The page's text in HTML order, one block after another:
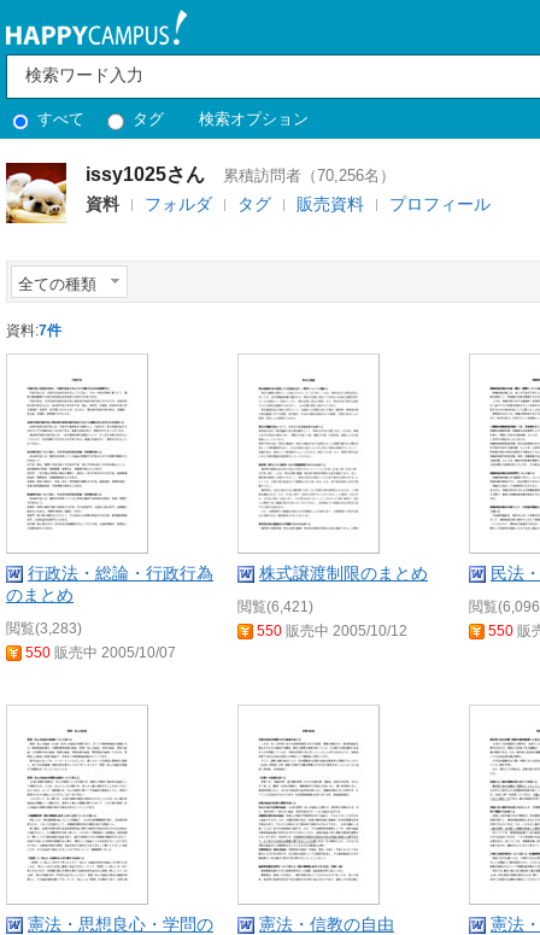
すべて タグ 検索オプション
issy1025さん 累積訪問者（70,256名）
資料 フォルダ タグ 販売資料 プロフィール
全ての種類
資料:7件
行政法・総論・行政行為
のまとめ
閲覧(3,283)
550 販売中 2005/10/07
株式譲渡制限のまとめ
閲覧(6,421)
550 販売中 2005/10/12
民法
閲覧
550 販
憲法・思想良心・学問の
憲法・信教の自由 憲法